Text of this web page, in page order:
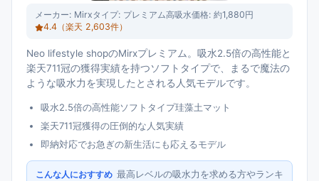
メーカー: Mirxタイプ: プレミアム高吸水価格: 約1,880円
4.4 （楽天 2,603件）
Neo lifestyle shopのMirxプレミアム。吸水2.5倍の高性能と
楽天711冠の獲得実績を持つソフトタイプで、まるで魔法の
ような吸水力を実現したとされる人気モデルです。
吸水2.5倍の高性能ソフトタイプ珪藻土マット
楽天711冠獲得の圧倒的な人気実績
即納対応でお急ぎの新生活にも応えるモデル
こんな人におすすめ 最高レベルの吸水力を求める方やランキ